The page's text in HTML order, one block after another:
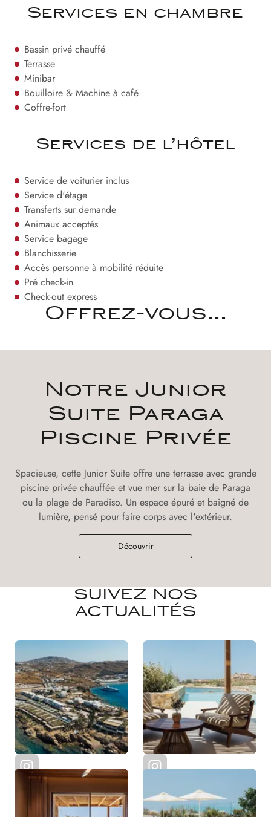
Services en chambre
Bassin privé chauffé
Terrasse
Minibar
Bouilloire & Machine à café
Coffre-fort
Services de l’hôtel
Service de voiturier inclus
Service d'étage
Transferts sur demande
Animaux acceptés
Service bagage
Blanchisserie
Accès personne à mobilité réduite
Pré check-in
Check-out express
Offrez-vous...
Notre Junior
Suite Paraga
Piscine Privée
Spacieuse, cette Junior Suite offre une terrasse avec grande
piscine privée chauffée et vue mer sur la baie de Paraga
ou la plage de Paradiso. Un espace épuré et baigné de
lumière, pensé pour faire corps avec l'extérieur.
Découvrir
SUIVEZ NOS
ACTUALITÉS